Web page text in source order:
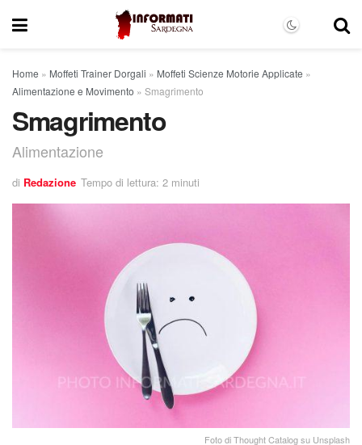
Home » Moffeti Trainer Dorgali » Moffeti Scienze Motorie Applicate »
Alimentazione e Movimento » Smagrimento
Smagrimento
Alimentazione
di Redazione Tempo di lettura: 2 minuti
Foto di Thought Catalog su Unsplash